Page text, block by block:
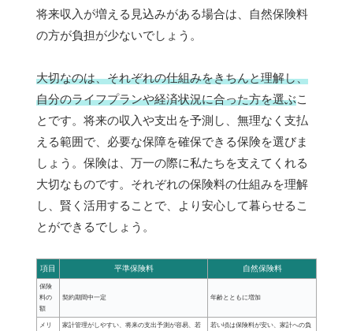
将来収入が増える見込みがある場合は、自然保険料
の方が負担が少ないでしょう。
大切なのは、それぞれの仕組みをきちんと理解し、
自分のライフプランや経済状況に合った方を選ぶこ
とです。将来の収入や支出を予測し、無理なく支払
える範囲で、必要な保障を確保できる保険を選びま
しょう。保険は、万一の際に私たちを支えてくれる
大切なものです。それぞれの保険料の仕組みを理解
し、賢く活用することで、より安心して暮らせるこ
とができるでしょう。
項目 平準保険料 自然保険料
保険
料の
額
契約期間中一定 年齢とともに増加
メリ
家計管理がしやすい、将来の支出予測が容易、若
若い頃は保険料が安い、家計への負